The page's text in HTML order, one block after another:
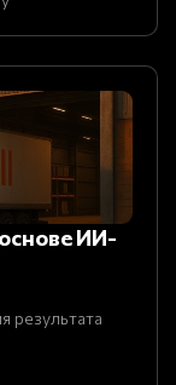
ИИ-
результата